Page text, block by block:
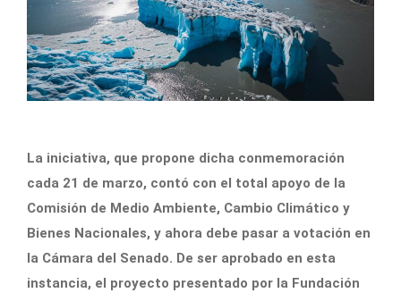
La iniciativa, que propone dicha conmemoración
cada 21 de marzo, contó con el total apoyo de la
Comisión de Medio Ambiente, Cambio Climático y
Bienes Nacionales, y ahora debe pasar a votación en
la Cámara del Senado. De ser aprobado en esta
instancia, el proyecto presentado por la Fundación